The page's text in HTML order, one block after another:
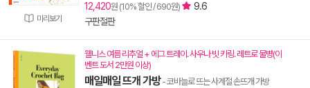
미리보기
12,420원 (10% 할인 / 690원)
9.6
구판절판
웰니스 여름 리추얼 + 에그 트레이. 사우나 빗 키링. 레트로 물병(이
벤트 도서 2만원 이상)
매일매일 뜨개 가방- 코바늘로 뜨는 사계절 손뜨개 가방